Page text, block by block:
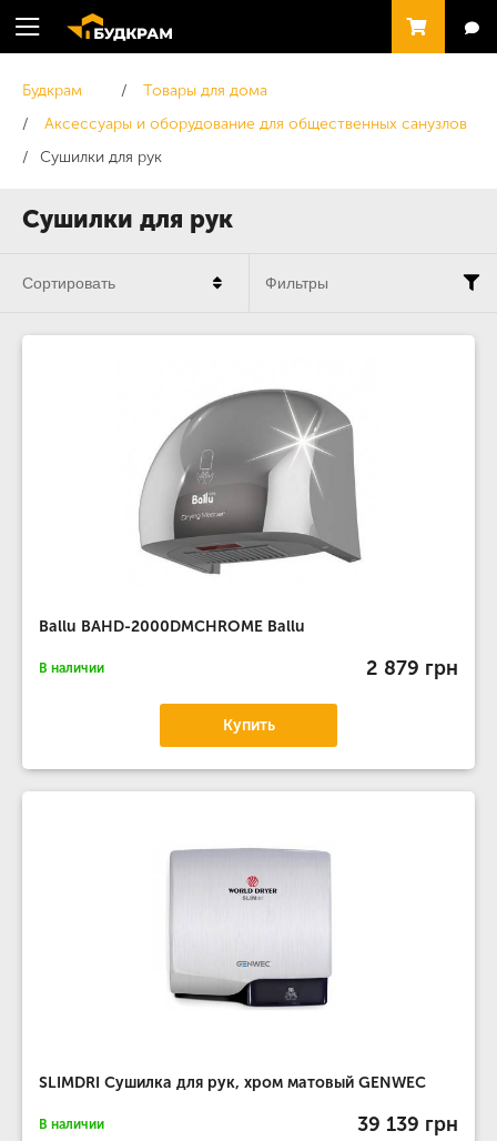
Сушилки для рук
Будкрам
Товары для дома
Аксессуары и оборудование для общественных санузлов
Сушилки для рук
Ballu BAHD-2000DMCHROME Ballu
В наличии 2 879 грн
Купить
SLIMDRI Сушилка для рук, хром матовый GENWEC
В наличии 39 139 грн
Сортировать Фильтры